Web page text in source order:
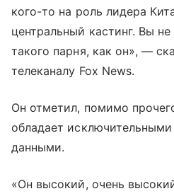
кого-то на роль лидера
центральный кастинг. Вы
такого парня, как он», —
телеканалу Fox News.
Он отметил, помимо
обладает
данными.
«Он высокий, очень